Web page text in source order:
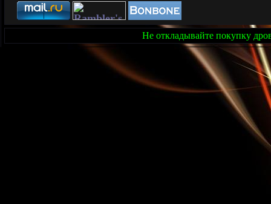
Не откладывайте покупку